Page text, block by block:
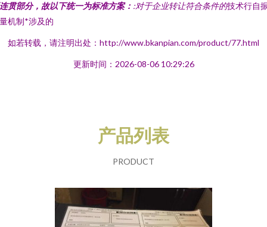
贯部分，故以下统一为标准方案： :对于企业转让符合条件的技术行自
机制*涉及的
如若转载，请注明出处：http://www.bkanpian.com/product/77.html
更新时间：2026-08-06 10:29:26
产品列表
PRODUCT